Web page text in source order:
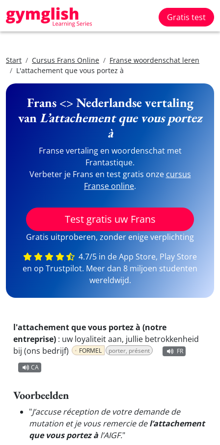
Gratis test
Start Cursus Frans Online
Franse woordenschat leren
L'attachement que vous portez à
Frans <> Nederlandse vertaling
vanL’attachement que vous portez
à
Franse vertaling en woordenschat met
Frantastique.
Verbeter je Frans en test gratis onze cursus
Franse online.
Test gratis uw Frans
Gratis uitproberen, zonder enige verplichting
4.7/5 in de App Store, Play Store
en op Trustpilot. Meer dan 8 miljoen studenten
wereldwijd.
l'attachement que vous portez à (notre
entreprise) : uw loyaliteit aan, jullie betrokkenheid
bij (ons bedrijf)
FORMEL porter, présent
FR
CA
Voorbeelden
"J’accuse réception de votre demande de
mutation et je vous remercie del’attachement
que vous portez à l’AIGF."